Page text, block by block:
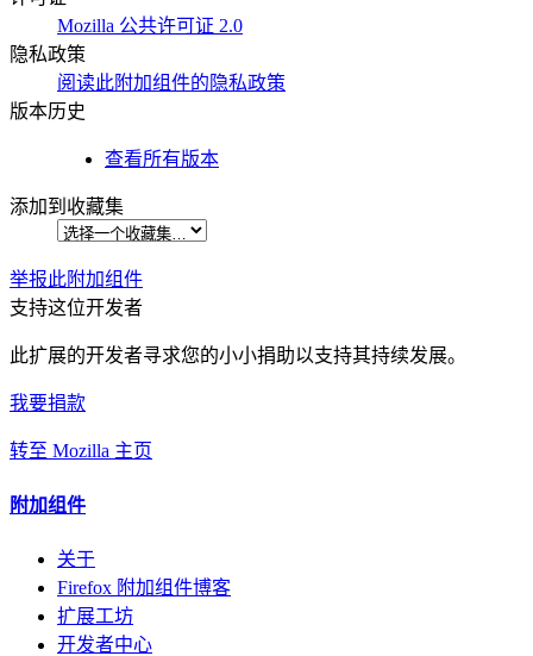
Mozilla 公共许可证 2.0
隐私政策
阅读此附加组件的隐私政策
版本历史
查看所有版本
添加到收藏集
举报此附加组件
支持这位开发者
此扩展的开发者寻求您的小小捐助以支持其持续发展。
我要捐款
转至 Mozilla 主页
附加组件
关于
Firefox 附加组件博客
扩展工坊
开发者中心